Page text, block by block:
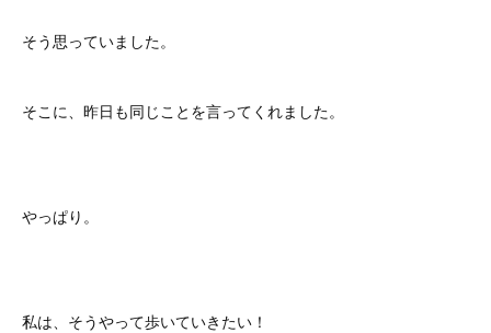
そう思っていました。
そこに、昨日も同じことを言ってくれました。
やっぱり。
私は、そうやって歩いていきたい！